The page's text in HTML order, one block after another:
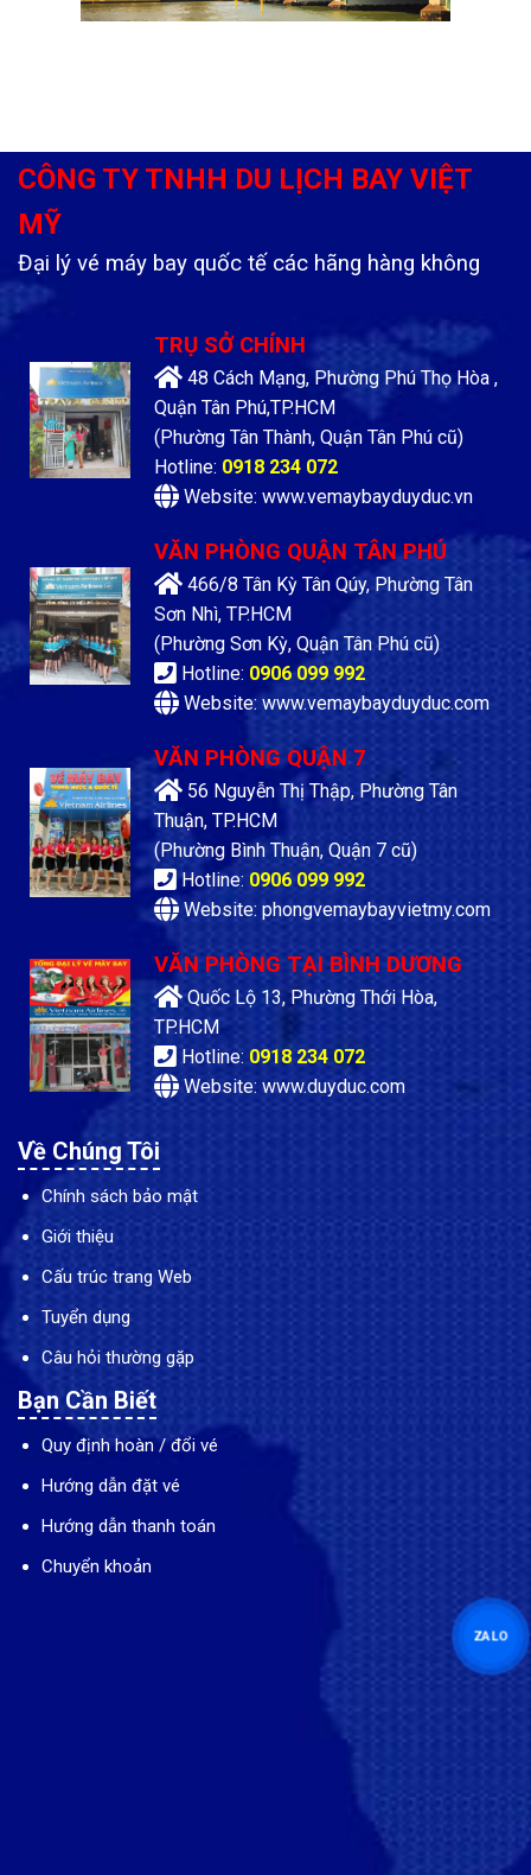
CÔNG TY TNHH DU LỊCH BAY VIỆT
MỸ
Đại lý vé máy bay quốc tế các hãng hàng không
TRỤ SỞ CHÍNH
48 Cách Mạng, Phường Phú Thọ Hòa ,
Quận Tân Phú,TP.HCM
(Phường Tân Thành, Quận Tân Phú cũ)
Hotline: 0918 234 072
Website: www.vemaybayduyduc.vn
VĂN PHÒNG QUẬN TÂN PHÚ
466/8 Tân Kỳ Tân Qúy, Phường Tân
Sơn Nhì, TP.HCM
(Phường Sơn Kỳ, Quận Tân Phú cũ)
Hotline: 0906 099 992
Website: www.vemaybayduyduc.com
VĂN PHÒNG QUẬN 7
56 Nguyễn Thị Thập, Phường Tân
Thuận, TP.HCM
(Phường Bình Thuận, Quận 7 cũ)
Hotline: 0906 099 992
Website: phongvemaybayvietmy.com
VĂN PHÒNG TẠI BÌNH DƯƠNG
Quốc Lộ 13, Phường Thới Hòa,
TP.HCM
Hotline: 0918 234 072
Website: www.duyduc.com
Về Chúng Tôi
Chính sách bảo mật
Giới thiệu
Cấu trúc trang Web
Tuyển dụng
Câu hỏi thường gặp
Bạn Cần Biết
Quy định hoàn / đổi vé
Hướng dẫn đặt vé
Hướng dẫn thanh toán
Chuyển khoản
ZALO